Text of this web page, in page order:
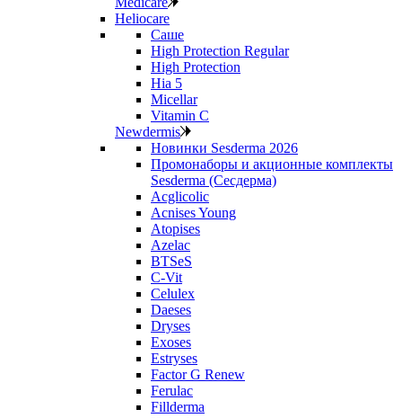
Heliocare
Саше
High Protection Regular
High Protection
Hia 5
Micellar
Vitamin C
Newdermis
Новинки Sesderma 2026
Промонаборы и акционные комплекты
Sesderma (Сесдерма)
Acglicolic
Acnises Young
Atopises
Azelac
BTSeS
C‑Vit
Celulex
Daeses
Dryses
Exoses
Estryses
Factor G Renew
Ferulac
Fillderma